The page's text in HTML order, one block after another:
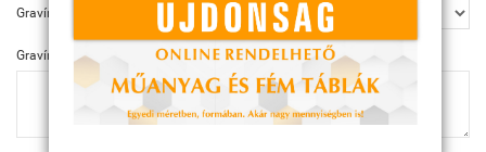
Gravírozás
Gravírozás szövege